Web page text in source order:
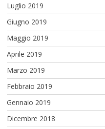
Luglio 2019
Giugno 2019
Maggio 2019
Aprile 2019
Marzo 2019
Febbraio 2019
Gennaio 2019
Dicembre 2018